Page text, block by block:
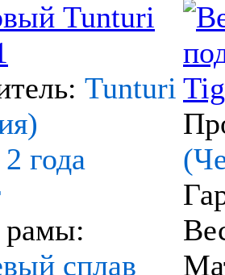
Tunturi
2 года
рамы:
сплав